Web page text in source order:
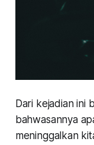
Dari kejadian ini
bahwasannya
meninggalkan